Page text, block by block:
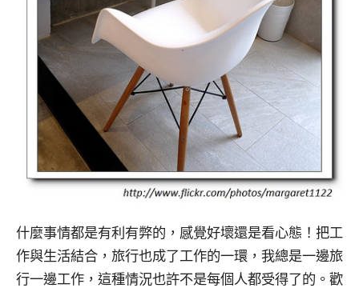
什麼事情都是有利有弊的，感覺好壞還是看心態！把工
作與生活結合，旅行也成了工作的一環，我總是一邊旅
行一邊工作，這種情況也許不是每個人都受得了的。歡